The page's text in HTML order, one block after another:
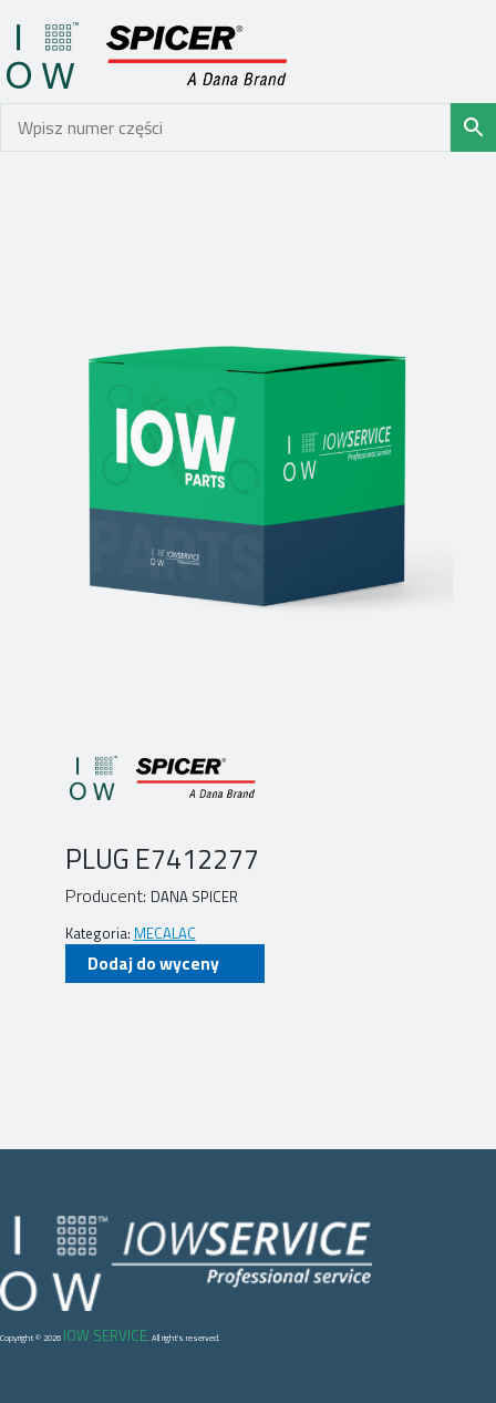
PLUG E7412277
Producent: DANA SPICER
Kategoria: MECALAC
Dodaj do wyceny
Copyright © 2026 IOW SERVICE. All right's reserved.